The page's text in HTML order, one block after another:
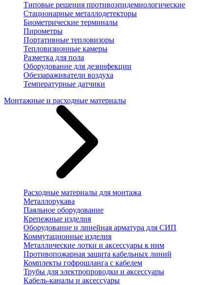
Типовые решения противоэпидемиологические
Стационарные металлодетекторы
Биометрические терминалы
Пирометры
Портативные тепловизоры
Тепловизионные камеры
Разметка для пола
Оборудование для дезинфекции
Обеззараживатели воздуха
Температурные датчики
Монтажные и расходные материалы
Расходные материалы для монтажа
Металлорукава
Паяльное оборудование
Крепежные изделия
Оборудование и линейная арматура для СИП
Коммутационные изделия
Металлические лотки и аксессуары к ним
Противопожарная защита кабельных линий
Комплекты гофрошланга с кабелем
Трубы для электропроводки и аксессуары
Кабель-каналы и аксессуары